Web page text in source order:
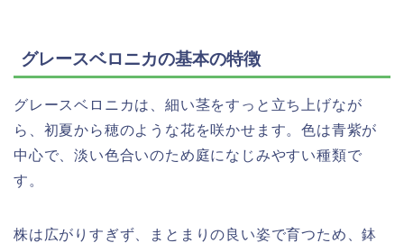
グレースベロニカの基本の特徴
グレースベロニカは、細い茎をすっと立ち上げなが
ら、初夏から穂のような花を咲かせます。色は青紫が
中心で、淡い色合いのため庭になじみやすい種類で
す。
株は広がりすぎず、まとまりの良い姿で育つため、鉢